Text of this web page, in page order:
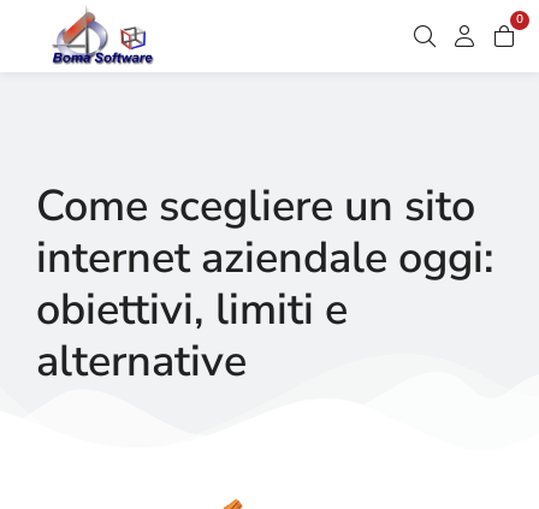
0
Come scegliere un sito
internet aziendale oggi:
obiettivi, limiti e
alternative